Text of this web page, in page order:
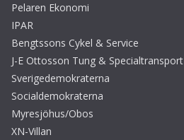
Pelaren Ekonomi
IPAR
Bengtssons Cykel & Service
J-E Ottosson Tung & Specialtransport
Sverigedemokraterna
Socialdemokraterna
Myresjöhus/Obos
XN-Villan